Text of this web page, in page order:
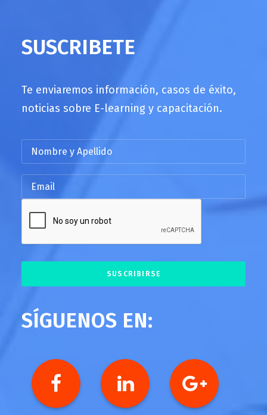
SUSCRIBETE
Te enviaremos información, casos de éxito,
noticias sobre E-learning y capacitación.
SÍGUENOS EN: